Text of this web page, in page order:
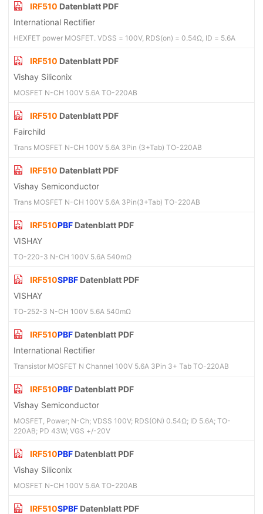
IRF510 Datenblatt PDF
International Rectifier
HEXFET power MOSFET. VDSS = 100V, RDS(on) = 0.54Ω, ID = 5.6A
IRF510 Datenblatt PDF
Vishay Siliconix
MOSFET N-CH 100V 5.6A TO-220AB
IRF510 Datenblatt PDF
Fairchild
Trans MOSFET N-CH 100V 5.6A 3Pin (3+Tab) TO-220AB
IRF510 Datenblatt PDF
Vishay Semiconductor
Trans MOSFET N-CH 100V 5.6A 3Pin(3+Tab) TO-220AB
IRF510PBF Datenblatt PDF
VISHAY
TO-220-3 N-CH 100V 5.6A 540mΩ
IRF510SPBF Datenblatt PDF
VISHAY
TO-252-3 N-CH 100V 5.6A 540mΩ
IRF510PBF Datenblatt PDF
International Rectifier
Transistor MOSFET N Channel 100V 5.6A 3Pin 3+ Tab TO-220AB
IRF510PBF Datenblatt PDF
Vishay Semiconductor
MOSFET, Power; N-Ch; VDSS 100V; RDS(ON) 0.54Ω; ID 5.6A; TO-
220AB; PD 43W; VGS +/-20V
IRF510PBF Datenblatt PDF
Vishay Siliconix
MOSFET N-CH 100V 5.6A TO-220AB
IRF510SPBF Datenblatt PDF